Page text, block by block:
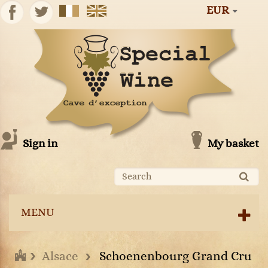
EUR
My basket
Sign in
MENU
Alsace Schoenenbourg Grand Cru